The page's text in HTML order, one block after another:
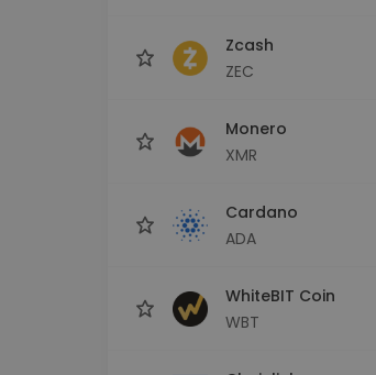
Zcash
ZEC
Monero
XMR
Cardano
ADA
WhiteBIT Coin
WBT